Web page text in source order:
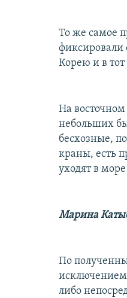
То же самое
фиксировали
Корею и в
На
небольших
бесхозные,
краны, есть
уходят в
Марина
По
исключением
либо